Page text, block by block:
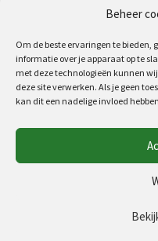
Beheer
Om de beste ervaringen te bieden,
informatie over je apparaat op te
met deze technologieën kunnen
deze site verwerken. Als je geen
kan dit een nadelige invloed
bijna alle uitdagingen aan op
meer